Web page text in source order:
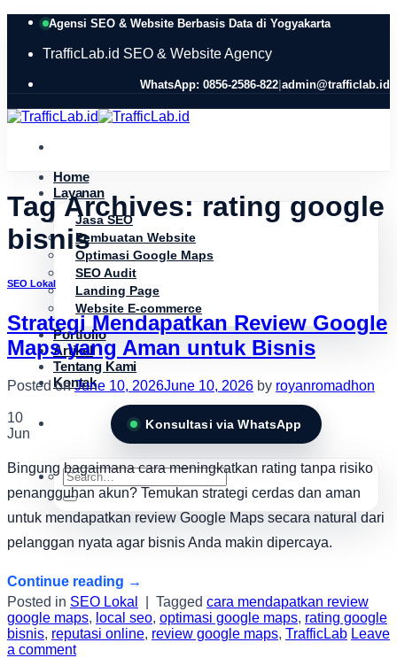
Skip
content
Agensi SEO & Website Berbasis Data di Yogyakarta
TrafficLab.id SEO & Website Agency
WhatsApp: 0856-2586-822|admin@trafficlab.id
Home
Layanan
Jasa SEO
Pembuatan Website
Optimasi Google Maps
SEO Audit
Landing Page
Website E-commerce
Portfolio
Artikel
Tentang Kami
Kontak
Konsultasi via WhatsApp
Search
for:
Tag Archives: rating google
bisnis
SEO Lokal
Strategi Mendapatkan Review Google
Maps yang Aman untuk Bisnis
Posted onJune 10, 2026June 10, 2026 by royanromadhon
10
Jun
Bingung bagaimana cara meningkatkan rating tanpa risiko
penangguhan akun? Temukan strategi cerdas dan aman
untuk mendapatkan review Google Maps secara natural dari
pelanggan nyata agar bisnis Anda makin dipercaya.
Continue reading →
Posted in SEO Lokal Tagged cara mendapatkan review
google maps, local seo, optimasi google maps, rating google
bisnis, reputasi online, review google maps, TrafficLab Leave
a comment